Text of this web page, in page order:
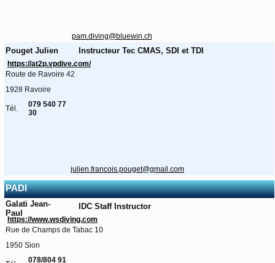
pam.diving@bluewin.ch
Pouget Julien Instructeur Tec CMAS, SDI et TDI
https://at2p.vpdive.com/
Route de Ravoire 42
1928 Ravoire
Tél.
079 540 77
30
julien.francois.pouget@gmail.com
PADI
Galati Jean-
Paul
IDC Staff Instructor
https://www.wsdiving.com
Rue de Champs de Tabac 10
1950 Sion
078/804 91